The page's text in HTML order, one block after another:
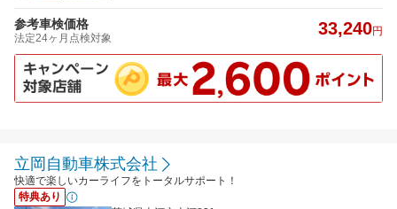
参考車検価格
法定24ヶ月点検対象 33,240円
立岡自動車株式会社
快適で楽しいカーライフをトータルサポート！
特典あり